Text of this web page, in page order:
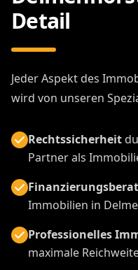
Detail
Jeder Aspekt des
wird von unseren
Rechtssicherheit
Partner als
Immobilien in
Professionelles
maximale